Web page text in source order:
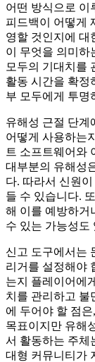
어떤 방식으로 이
피드백이 어떻게
영할 것인지에 대
이 무엇을 의미하
모두의 기대치를
활동 시간을 확정
부 모두에게 투명
유해성 근절 단계
어떻게 사용하는
트 소프트웨어와
대부분의 유해성
다. 따라서 신원
들 수 있습니다.
해 이를 예방하거
수 있는 가능성도
신고 도구에서는
리거를 설정해야
는지 플레이어에
치를 관리하고 불
에 두어야 할 점
목표이지만 유해
서 활동하는 주체
대형 커뮤니티가